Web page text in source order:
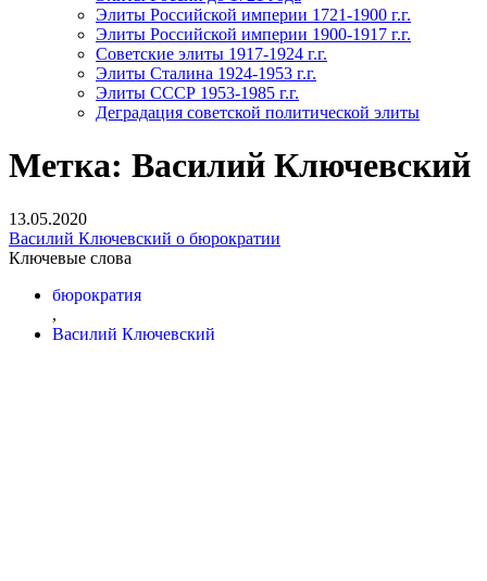
Элиты Российской империи 1721-1900 г.г.
Элиты Российской империи 1900-1917 г.г.
Советские элиты 1917-1924 г.г.
Элиты Сталина 1924-1953 г.г.
Элиты СССР 1953-1985 г.г.
Деградация советской политической элиты
Метка: Василий Ключевский
13.05.2020
Василий Ключевский о бюрократии
Ключевые слова
бюрократия
,
Василий Ключевский